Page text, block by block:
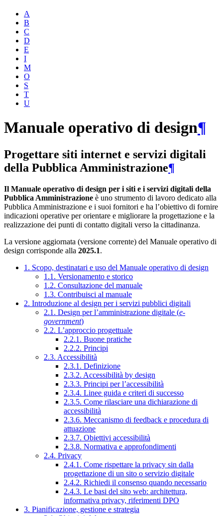
A
B
C
D
E
I
M
O
S
T
U
Manuale operativo di design¶
Progettare siti internet e servizi digitali
della Pubblica Amministrazione¶
Il Manuale operativo di design per i siti e i servizi digitali della
Pubblica Amministrazione è uno strumento di lavoro dedicato alla
Pubblica Amministrazione e i suoi fornitori e ha l’obiettivo di fornire
indicazioni operative per orientare e migliorare la progettazione e la
realizzazione dei punti di contatto digitali verso la cittadinanza.
La versione aggiornata (versione corrente) del Manuale operativo di
design corrisponde alla 2025.1.
1. Scopo, destinatari e uso del Manuale operativo di design
1.1. Versionamento e storico
1.2. Consultazione del manuale
1.3. Contribuisci al manuale
2. Introduzione al design per i servizi pubblici digitali
2.1. Design per l’amministrazione digitale (e-
government)
2.2. L’approccio progettuale
2.2.1. Buone pratiche
2.2.2. Principi
2.3. Accessibilità
2.3.1. Definizione
2.3.2. Accessibilità by design
2.3.3. Principi per l’accessibilità
2.3.4. Linee guida e criteri di successo
2.3.5. Come rilasciare una dichiarazione di
accessibilità
2.3.6. Meccanismo di feedback e procedura di
attuazione
2.3.7. Obiettivi accessibilità
2.3.8. Normativa e approfondimenti
2.4. Privacy
2.4.1. Come rispettare la privacy sin dalla
progettazione di un sito o servizio digitale
2.4.2. Richiedi il consenso quando necessario
2.4.3. Le basi del sito web: architettura,
informativa privacy, riferimenti DPO
3. Pianificazione, gestione e strategia